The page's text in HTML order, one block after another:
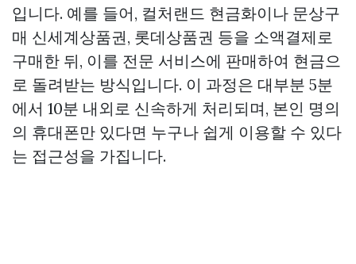
입니다. 예를 들어, 컬처랜드 현금화이나 문상구
매 신세계상품권, 롯데상품권 등을 소액결제로
구매한 뒤, 이를 전문 서비스에 판매하여 현금으
로 돌려받는 방식입니다. 이 과정은 대부분 5분
에서 10분 내외로 신속하게 처리되며, 본인 명의
의 휴대폰만 있다면 누구나 쉽게 이용할 수 있다
는 접근성을 가집니다.